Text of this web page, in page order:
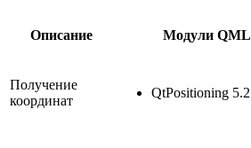
Описание Модули QML
Получение
координат
QtPositioning 5.2